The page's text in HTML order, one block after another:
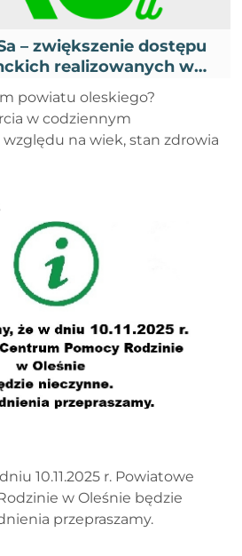
– zwiększenie dostępu
realizowanych w
dla osób z
w Subregionie
powiatu oleskiego?
w codziennym
na wiek, stan zdrowia
10.11.2025 r. Powiatowe
w Oleśnie będzie
przepraszamy.